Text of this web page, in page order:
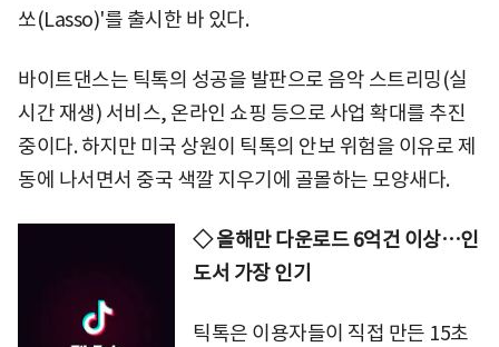
쏘(Lasso)'를 출시한 바 있다.
바이트댄스는 틱톡의 성공을 발판으로 음악 스트리밍(실
시간 재생) 서비스, 온라인 쇼핑 등으로 사업 확대를 추진
중이다. 하지만 미국 상원이 틱톡의 안보 위험을 이유로 제
동에 나서면서 중국 색깔 지우기에 골몰하는 모양새다.
◇ 올해만 다운로드 6억건 이상…인
도서 가장 인기
틱톡은 이용자들이 직접 만든 15초